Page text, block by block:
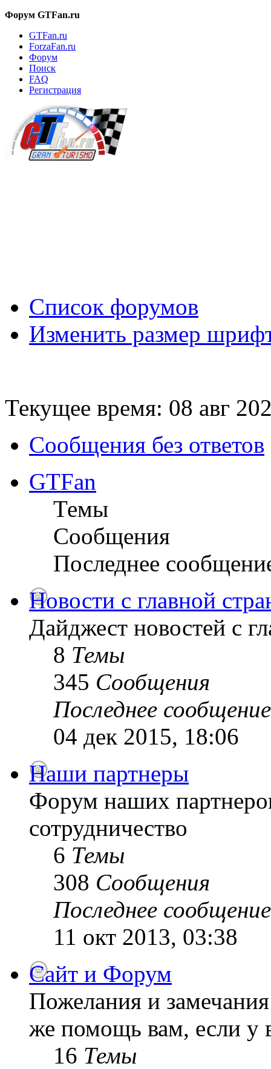
Форум GTFan.ru
GTFan.ru
ForzaFan.ru
Форум
Поиск
FAQ
Регистрация
Список форумов
Изменить размер
Текущее время: 08 авг
Сообщения без ответов
GTFan
Темы
Сообщения
Последнее
Новости с главной
Дайджест новостей с
8 Темы
345 Сообщения
Последнее сообщение
04 дек 2015, 18:06
Наши партнеры
Форум наших
сотрудничество
6 Темы
308 Сообщения
Последнее сообщение
11 окт 2013, 03:38
Сайт и Форум
Пожелания и
же помощь вам, если у
16 Темы